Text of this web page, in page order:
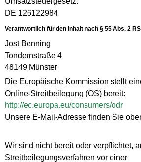
DE 126122984
Verantwortlich für den Inhalt nach § 55 Abs. 2
Jost Benning
Tondernstraße 4
48149 Münster
Die Europäische Kommission stellt
Online-Streitbeilegung (OS) bereit:
http://ec.europa.eu/consumers/odr
Unsere E-Mail-Adresse finden Sie
Wir sind nicht bereit oder verpflichtet,
Streitbeilegungsverfahren vor einer